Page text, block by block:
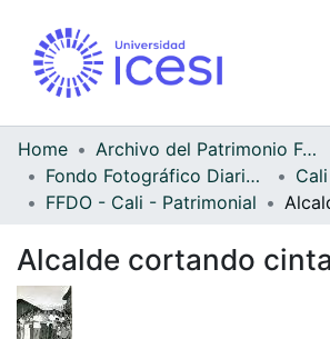
Home
Archivo del Patrimonio Fotográfico y Fílmico del Valle del Cauca
Fondo Fotográfico Diario Occidente
Cali
FFDO - Cali - Patrimonial
Alcalde cortando cinta